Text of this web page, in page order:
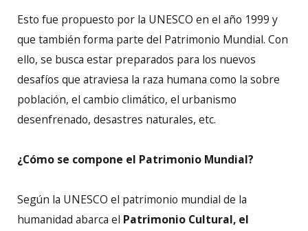
Esto fue propuesto por la UNESCO en el año 1999 y
que también forma parte del Patrimonio Mundial. Con
ello, se busca estar preparados para los nuevos
desafíos que atraviesa la raza humana como la sobre
población, el cambio climático, el urbanismo
desenfrenado, desastres naturales, etc.
¿Cómo se compone el Patrimonio Mundial?
Según la UNESCO el patrimonio mundial de la
humanidad abarca el Patrimonio Cultural, el